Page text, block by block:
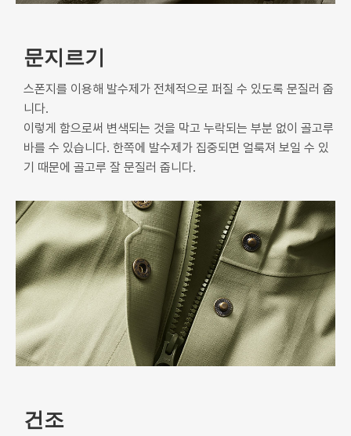
문지르기
스폰지를 이용해 발수제가 전체적으로 퍼질 수 있도록 문질러 줍
니다.
이렇게 함으로써 변색되는 것을 막고 누락되는 부분 없이 골고루
바를 수 있습니다. 한쪽에 발수제가 집중되면 얼룩져 보일 수 있
기 때문에 골고루 잘 문질러 줍니다.
건조